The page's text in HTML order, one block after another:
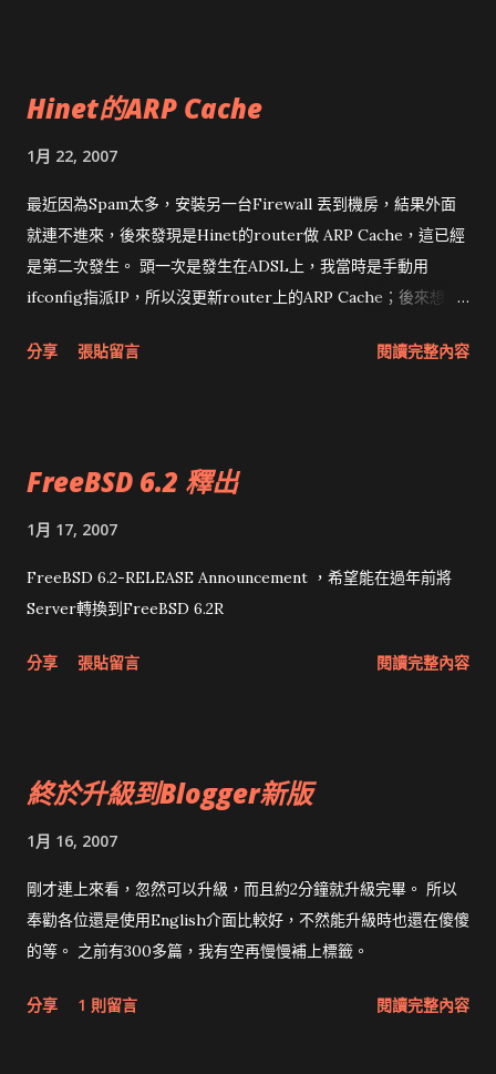
FreeBSD就直接裝在舊機，也省得時常切換作業系統。 參考：
Hinet的ARP Cache
1月 22, 2007
最近因為Spam太多，安裝另一台Firewall 丟到機房，結果外面
就連不進來，後來發現是Hinet的router做 ARP Cache，這已經
是第二次發生。 頭一次是發生在ADSL上，我當時是手動用
ifconfig指派IP，所以沒更新router上的ARP Cache；後來想到
次換到FTTB，Firewall重開很多次都沒用，後來約2小時候才自
http://www.tech-faq.com/clear-arp-cache.shtml
f6f1303830471028.mspx?mfr=true
分享 張貼留言 閱讀完整內容
FreeBSD 6.2 釋出
1月 17, 2007
FreeBSD 6.2-RELEASE Announcement ，希望能在過年前將
Server轉換到FreeBSD 6.2R
分享 張貼留言 閱讀完整內容
終於升級到Blogger新版
1月 16, 2007
剛才連上來看，忽然可以升級，而且約2分鐘就升級完畢。 所以
奉勸各位還是使用English介面比較好，不然能升級時也還在傻傻
的等。 之前有300多篇，我有空再慢慢補上標籤。
分享 1 則留言 閱讀完整內容